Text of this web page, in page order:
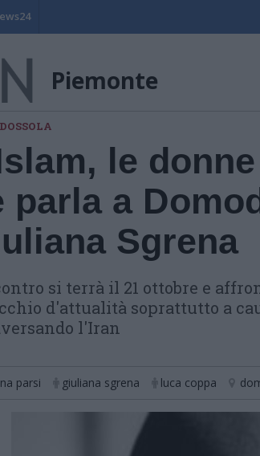
Piemonte
le
parla a
Sgrena
si terrà il 21 ottobre e
d'attualità soprattutto a
l'Iran
parsi giuliana sgrena luca coppa